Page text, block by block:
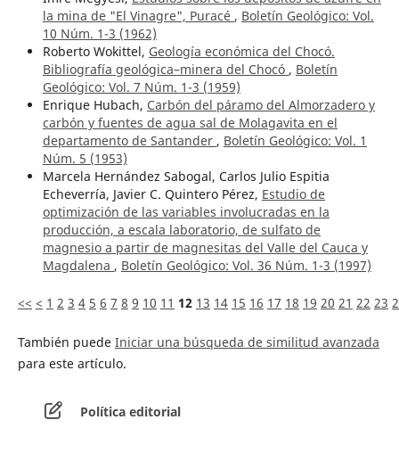
la mina de "El Vinagre", Puracé , Boletín Geológico: Vol.
10 Núm. 1-3 (1962)
Roberto Wokittel, Geología económica del Chocó.
Bibliografía geológica–minera del Chocó , Boletín
Geológico: Vol. 7 Núm. 1-3 (1959)
Enrique Hubach, Carbón del páramo del Almorzadero y
carbón y fuentes de agua sal de Molagavita en el
departamento de Santander , Boletín Geológico: Vol. 1
Núm. 5 (1953)
Marcela Hernández Sabogal, Carlos Julio Espitia
Echeverría, Javier C. Quintero Pérez, Estudio de
optimización de las variables involucradas en la
producción, a escala laboratorio, de sulfato de
magnesio a partir de magnesitas del Valle del Cauca y
Magdalena , Boletín Geológico: Vol. 36 Núm. 1-3 (1997)
<< < 1 2 3 4 5 6 7 8 9 10 11 12 13 14 15 16 17 18 19 20 21 22 23
También puede Iniciar una búsqueda de similitud avanzada
para este artículo.
Política editorial